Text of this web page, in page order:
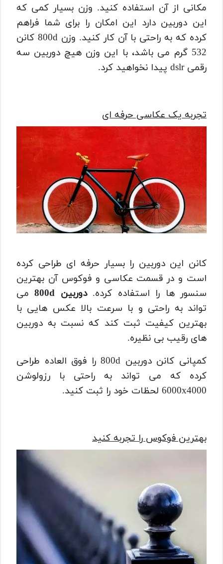
مکانی از آن استفاده کنید. وزن بسیار کمی که
این دوربین دارد این امکان را برای شما فراهم
کرده که به راحتی با آن کار کنید. وزن 800d کانن
532 گرم می باشد، با این وزن هیچ دوربین سه
رقمی dslr پیدا نخواهید کرد.
تجربه یک عکاسی حرفه ای
کانن این دوربین را بسیار حرفه ای طراحی کرده
است و در قسمت عکاسی و فوکوس آن بهترین
سنسور ها را استفاده کرده.دوربین 800d
می
تواند به راحتی و با سرعت بالا عکس هایی با
بهترین کیفیت ثبت کند که نسبت به دوربین
های رقیب بی نظیره.
کمپانی کانن دوربین 800d را فوق العاده طراحی
کرده که می تواند به راحتی با رزولوشن
6000x4000 لحظات خود را ثبت کنید.
بهترین فوکوس را تجربه کنید